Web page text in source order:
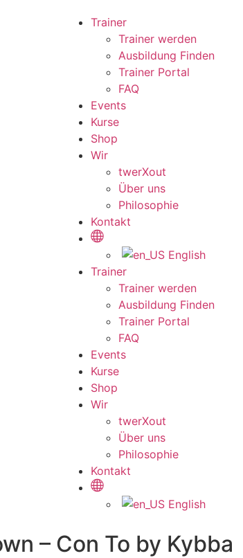
Trainer
Trainer werden
Ausbildung Finden
Trainer Portal
FAQ
Events
Kurse
Shop
Wir
twerXout
Über uns
Philosophie
Kontakt
English
Trainer
Trainer werden
Ausbildung Finden
Trainer Portal
FAQ
Events
Kurse
Shop
Wir
twerXout
Über uns
Philosophie
Kontakt
English
– Con To by Kybba